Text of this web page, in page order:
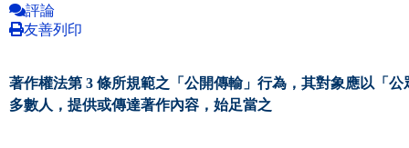
評論
友善列印
著作權法第 3 條所規範之「公開傳輸」行為，其對象應以「
多數人，提供或傳達著作內容，始足當之